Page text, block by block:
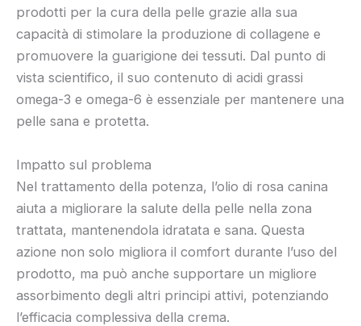
prodotti per la cura della pelle grazie alla sua
capacità di stimolare la produzione di collagene e
promuovere la guarigione dei tessuti. Dal punto di
vista scientifico, il suo contenuto di acidi grassi
omega-3 e omega-6 è essenziale per mantenere una
pelle sana e protetta.
Impatto sul problema
Nel trattamento della potenza, l’olio di rosa canina
aiuta a migliorare la salute della pelle nella zona
trattata, mantenendola idratata e sana. Questa
azione non solo migliora il comfort durante l’uso del
prodotto, ma può anche supportare un migliore
assorbimento degli altri principi attivi, potenziando
l’efficacia complessiva della crema.